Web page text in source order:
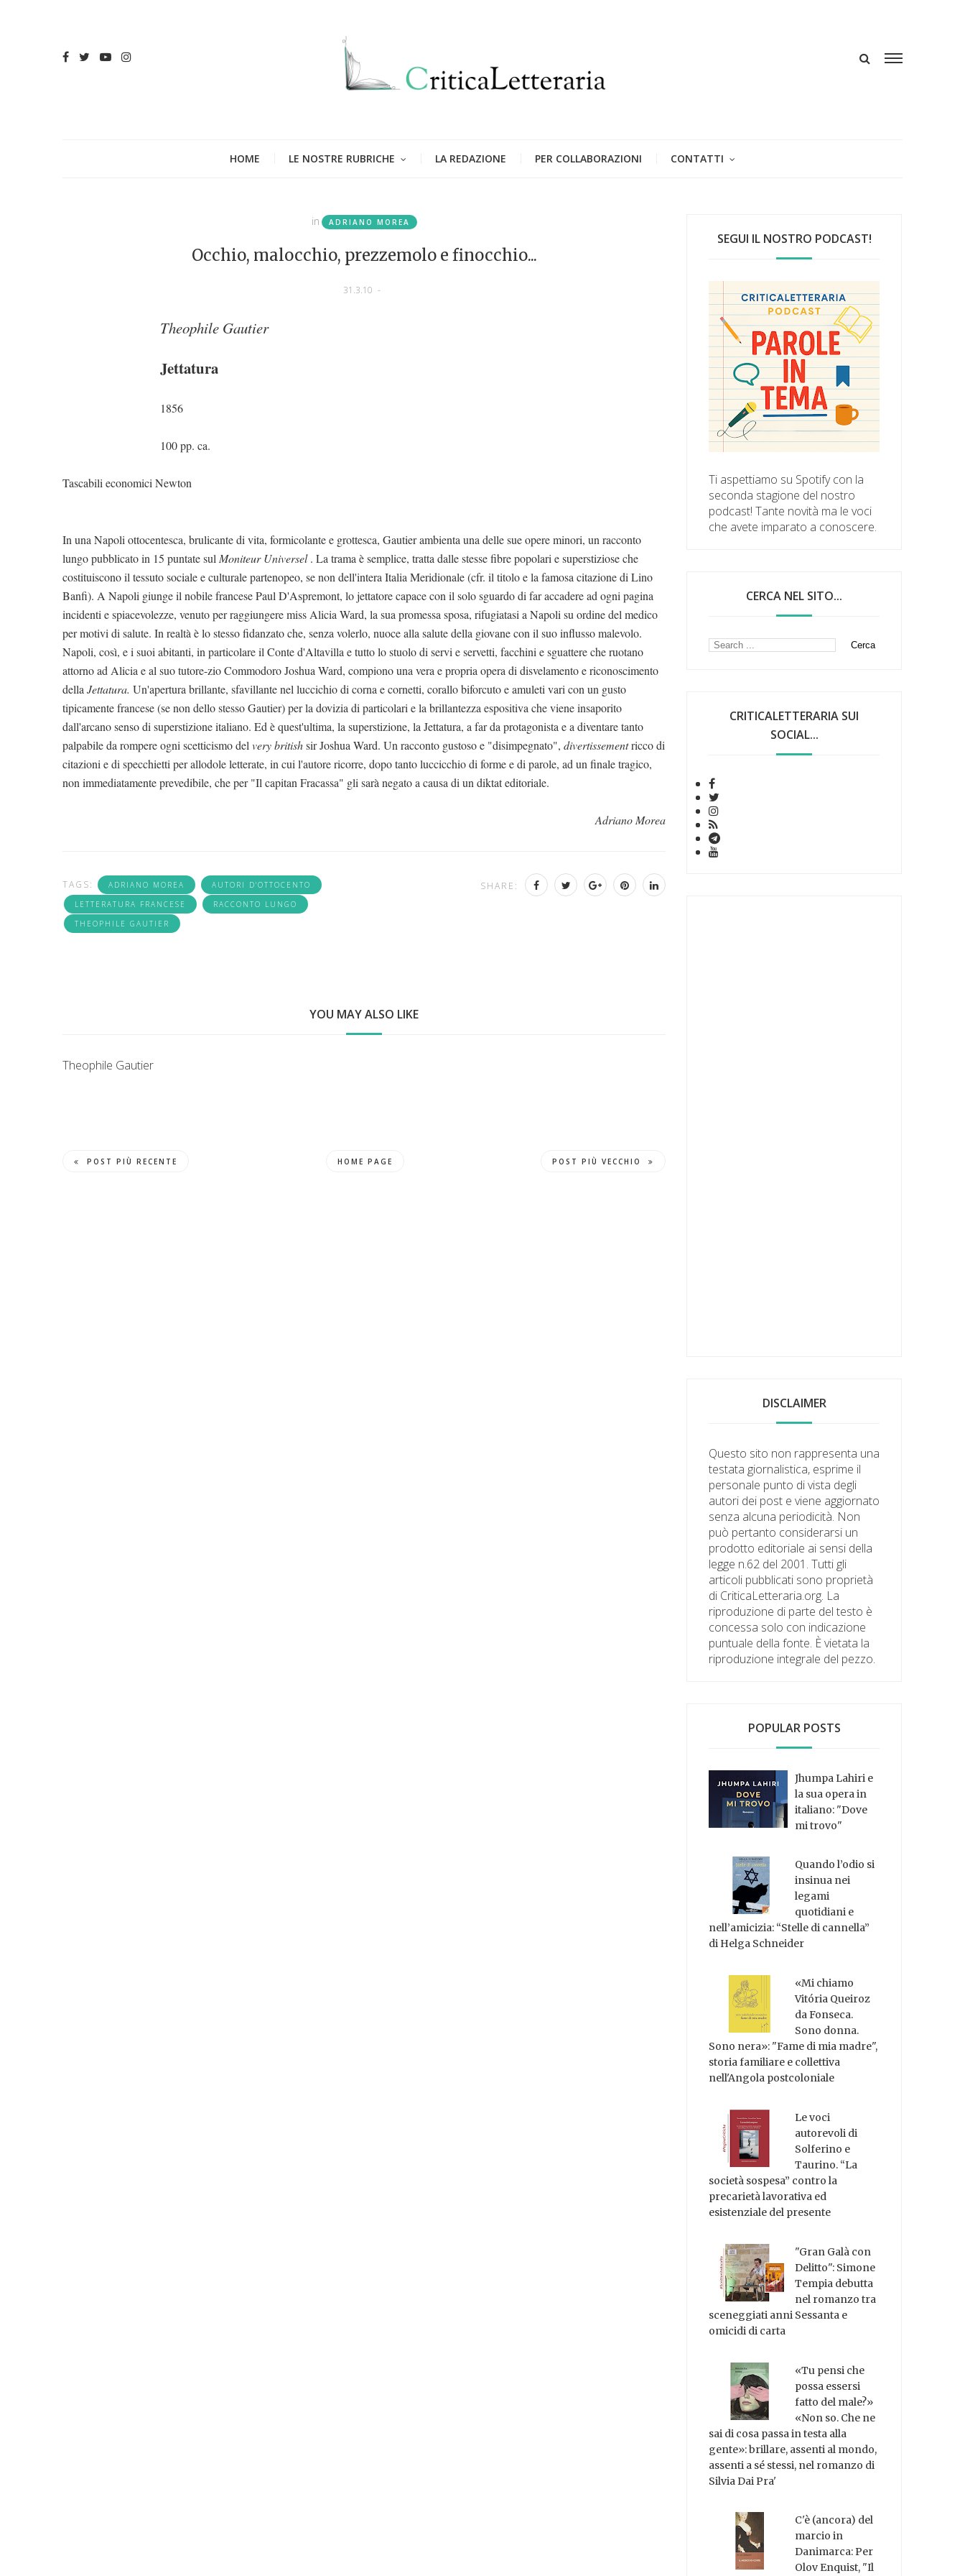
HOME LE NOSTRE RUBRICHE LA REDAZIONE PER COLLABORAZIONI CONTATTI
in ADRIANO MOREA
Occhio, malocchio, prezzemolo e finocchio...
31.3.10 -
Theophile Gautier
Jettatura
1856
100 pp. ca.
Tascabili economici Newton
In una Napoli ottocentesca, brulicante di vita, formicolante e grottesca, Gautier ambienta una delle sue opere minori, un racconto
lungo pubblicato in 15 puntate sul Moniteur Universel. La trama è semplice, tratta dalle stesse fibre popolari e superstiziose che
costituiscono il tessuto sociale e culturale partenopeo, se non dell'intera Italia Meridionale (cfr. il titolo e la famosa citazione di Lino
Banfi). A Napoli giunge il nobile francese Paul D'Aspremont, lo jettatore capace con il solo sguardo di far accadere ad ogni pagina
incidenti e spiacevolezze, venuto per raggiungere miss Alicia Ward, la sua promessa sposa, rifugiatasi a Napoli su ordine del medico
per motivi di salute. In realtà è lo stesso fidanzato che, senza volerlo, nuoce alla salute della giovane con il suo influsso malevolo.
Napoli, così, e i suoi abitanti, in particolare il Conte d'Altavilla e tutto lo stuolo di servi e servetti, facchini e sguattere che ruotano
attorno ad Alicia e al suo tutore-zio Commodoro Joshua Ward, compiono una vera e propria opera di disvelamento e riconoscimento
della Jettatura. Un'apertura brillante, sfavillante nel luccichio di corna e cornetti, corallo biforcuto e amuleti vari con un gusto
tipicamente francese (se non dello stesso Gautier) per la dovizia di particolari e la brillantezza espositiva che viene insaporito
dall'arcano senso di superstizione italiano. Ed è quest'ultima, la superstizione, la Jettatura, a far da protagonista e a diventare tanto
palpabile da rompere ogni scetticismo del very britishsir Joshua Ward. Un racconto gustoso e "disimpegnato", divertissementricco di
citazioni e di specchietti per allodole letterate, in cui l'autore ricorre, dopo tanto luccicchio di forme e di parole, ad un finale tragico,
non immediatamente prevedibile, che per "Il capitan Fracassa" gli sarà negato a causa di un diktat editoriale.
Adriano Morea
TAGS: ADRIANO MOREA
AUTORI D'OTTOCENTO
LETTERATURA FRANCESE
RACCONTO LUNGO
THEOPHILE GAUTIER
SHARE:
YOU MAY ALSO LIKE
Theophile Gautier
POST PIÙ RECENTE HOME PAGE POST PIÙ VECCHIO
SEGUI IL NOSTRO PODCAST!
Ti aspettiamo su Spotify con la
seconda stagione del nostro
podcast! Tante novità ma le voci
che avete imparato a conoscere.
CERCA NEL SITO...
CRITICALETTERARIA SUI
SOCIAL...
DISCLAIMER
Questo sito non rappresenta una
testata giornalistica, esprime il
personale punto di vista degli
autori dei post e viene aggiornato
senza alcuna periodicità. Non
può pertanto considerarsi un
prodotto editoriale ai sensi della
legge n.62 del 2001. Tutti gli
articoli pubblicati sono proprietà
di CriticaLetteraria.org. La
riproduzione di parte del testo è
concessa solo con indicazione
puntuale della fonte. È vietata la
riproduzione integrale del pezzo.
POPULAR POSTS
Jhumpa Lahiri e
la sua opera in
italiano: "Dove
mi trovo"
Quando l’odio si
insinua nei
legami
quotidiani e
nell’amicizia: “Stelle di cannella”
di Helga Schneider
«Mi chiamo
Vitória Queiroz
da Fonseca.
Sono donna.
Sono nera»: "Fame di mia madre",
storia familiare e collettiva
nell'Angola postcoloniale
Le voci
autorevoli di
Solferino e
Taurino. “La
società sospesa” contro la
precarietà lavorativa ed
esistenziale del presente
"Gran Galà con
Delitto": Simone
Tempia debutta
nel romanzo tra
sceneggiati anni Sessanta e
omicidi di carta
«Tu pensi che
possa essersi
fatto del male?»
«Non so. Che ne
sai di cosa passa in testa alla
gente»: brillare, assenti al mondo,
assenti a sé stessi, nel romanzo di
Silvia Dai Pra'
C'è (ancora) del
marcio in
Danimarca: Per
Olov Enquist, "Il